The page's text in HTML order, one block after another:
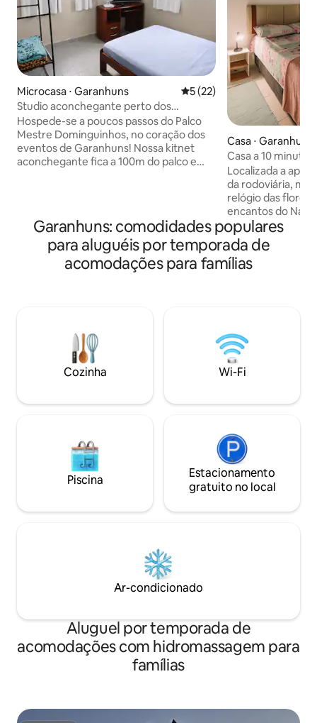
Microcasa ⋅ Garanhuns 5 de uma avaliação média
5 (22)
Studio aconchegante perto dos
eventos!
Hospede-se a poucos passos do Palco
Mestre Dominguinhos, no coração dos
eventos de Garanhuns! Nossa kitnet
aconchegante fica a 100m do palco e
localização. Ideal para casais,
estudantes, viajantes a trabalho ou para
quem quer curtir shows e eventos sem
gastar com transporte. OBS: ideal para
Casa ⋅ Garanhuns
Casa a 10
Localizada a
da rodoviária,
relógio das flores
encantos do
minutos da praça
palco dos
cidade, como o
“Festival de Inverno”. A casa está
precisa para uma
@kikokitnet
Garanhuns: comodidades populares
para aluguéis por temporada de
acomodações para famílias
Cozinha Wi-Fi
Piscina
Estacionamento
gratuito no local
Ar-condicionado
Aluguel por temporada de
acomodações com hidromassagem para
famílias